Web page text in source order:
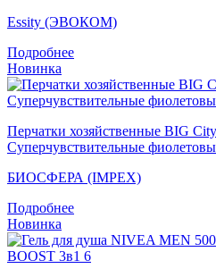
Essity (ЭВОКОМ)
Подробнее
Новинка
Перчатки хозяйственные BIG
Суперчувствительные
БИОСФЕРА (IMPEX)
Подробнее
Новинка